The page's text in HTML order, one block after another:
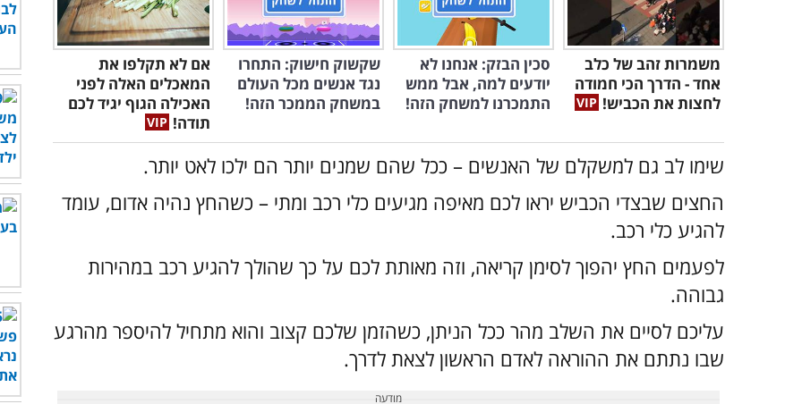
משמרות זהב של כלב
אחד - הדרך הכי חמודה
לחצות את הכביש!
סכין הבזק: אנחנו לא
יודעים למה, אבל ממש
התמכרנו למשחק הזה!
שקשוק חישוק: התחרו
נגד אנשים מכל העולם
במשחק הממכר הזה!
אם לא תקלפו את
המאכלים האלה לפני
האכילה הגוף יגיד לכם
תודה!
שימו לב גם למשקלם של האנשים – ככל שהם שמנים יותר הם ילכו לאט יותר.
החצים שבצדי הכביש יראו לכם מאיפה מגיעים כלי רכב ומתי – כשהחץ נהיה אדום, עומד
להגיע כלי רכב.
לפעמים החץ יהפוך לסימן קריאה, וזה מאותת לכם על כך שהולך להגיע רכב במהירות
גבוהה.
עליכם לסיים את השלב מהר ככל הניתן, כשהזמן שלכם קצוב והוא מתחיל להיספר מהרגע
שבו נתתם את ההוראה לאדם הראשון לצאת לדרך.